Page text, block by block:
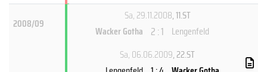
2008/09
Sa, 29.11.2008, 11.ST
Wacker Gotha 2 : 1 Lengenfeld
Sa, 06.06.2009, 22.ST